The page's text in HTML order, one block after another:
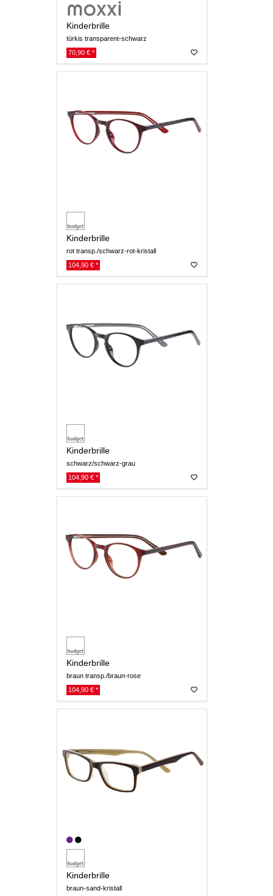
Kinderbrille
türkis transparent-schwarz
70,90 € *
Kinderbrille
rot transp./schwarz-rot-kristall
104,90 € *
Kinderbrille
schwarz/schwarz-grau
104,90 € *
Kinderbrille
braun transp./braun-rose
104,90 € *
Kinderbrille
braun-sand-kristall